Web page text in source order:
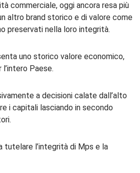
commerciale, oggi ancora resa più
altro brand storico e di valore come
preservati nella loro integrità.
uno storico valore economico,
Paese.
a decisioni calate dall’alto
i capitali lasciando in secondo
tutelare l’integrità di Mps e la